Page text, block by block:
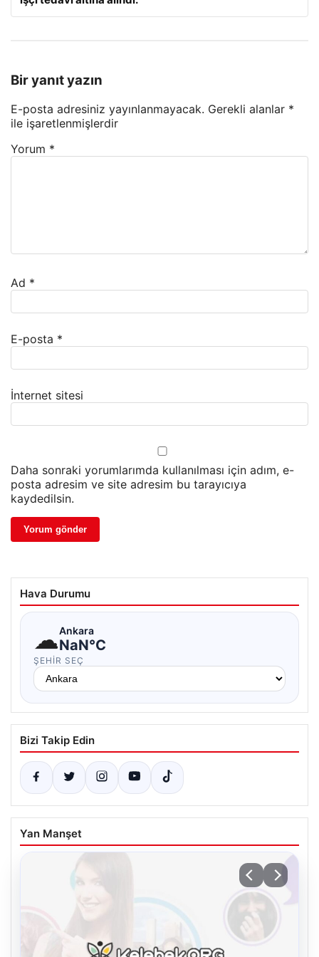
Bir yanıt yazın
E-posta adresiniz yayınlanmayacak. Gerekli alanlar *
ile işaretlenmişlerdir
Yorum *
Ad *
E-posta *
İnternet sitesi
Daha sonraki yorumlarımda kullanılması için adım, e-
posta adresim ve site adresim bu tarayıcıya
kaydedilsin.
Hava Durumu
☁Ankara
NaN°C
ŞEHIR SEÇ
Bizi Takip Edin
Yan Manşet